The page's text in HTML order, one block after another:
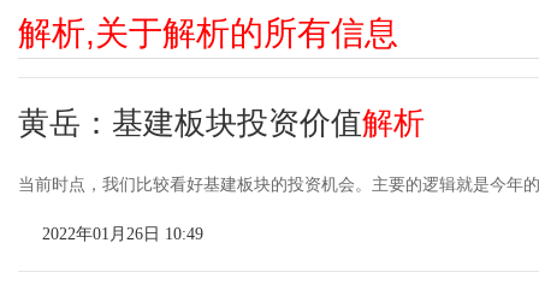
解析,关于解析的所有信息
黄岳：基建板块投资价值解析
当前时点，我们比较看好基建板块的投资机会。主要的逻辑就是今年
2022年01月26日 10:49